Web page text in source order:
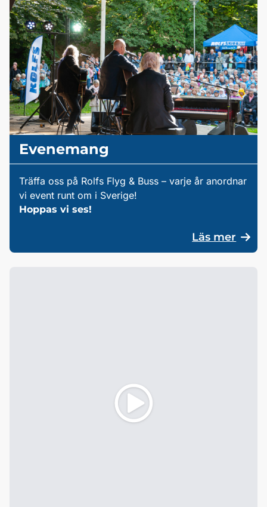
Evenemang
Träffa oss på Rolfs Flyg & Buss – varje år anordnar
vi event runt om i Sverige!
Hoppas vi ses!
Läs mer